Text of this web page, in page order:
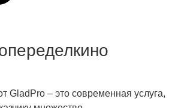
GladPro – это современная услуга,